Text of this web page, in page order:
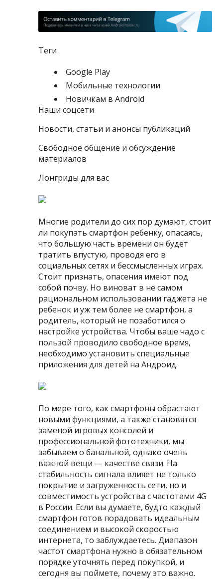
Теги
Google Play
Мобильные технологии
Новичкам в Android
Наши соцсети
Новости, статьи и анонсы публикаций
Свободное общение и обсуждение
материалов
Лонгриды для вас
Многие родители до сих пор думают, стоит
ли покупать смартфон ребенку, опасаясь,
что большую часть времени он будет
тратить впустую, проводя его в
социальных сетях и бессмысленных играх.
Стоит признать, опасения имеют под
собой почву. Но виноват в не самом
рациональном использовании гаджета не
ребенок и уж тем более не смартфон, а
родитель, который не позаботился о
настройке устройства. Чтобы ваше чадо с
пользой проводило свободное время,
необходимо установить специальные
приложения для детей на Андроид.
По мере того, как смартфоны обрастают
новыми функциями, а также становятся
заменой игровых консолей и
профессиональной фототехники, мы
забываем о банальной, однако очень
важной вещи — качестве связи. На
стабильность сигнала влияет не только
покрытие и загруженность сети, но и
совместимость устройства с частотами 4G
в России. Если вы думаете, будто каждый
смартфон готов порадовать идеальным
соединением и высокой скоростью
интернета, то заблуждаетесь. Диапазон
частот смартфона нужно в обязательном
порядке уточнять перед покупкой, и
сегодня вы поймете, почему это важно.